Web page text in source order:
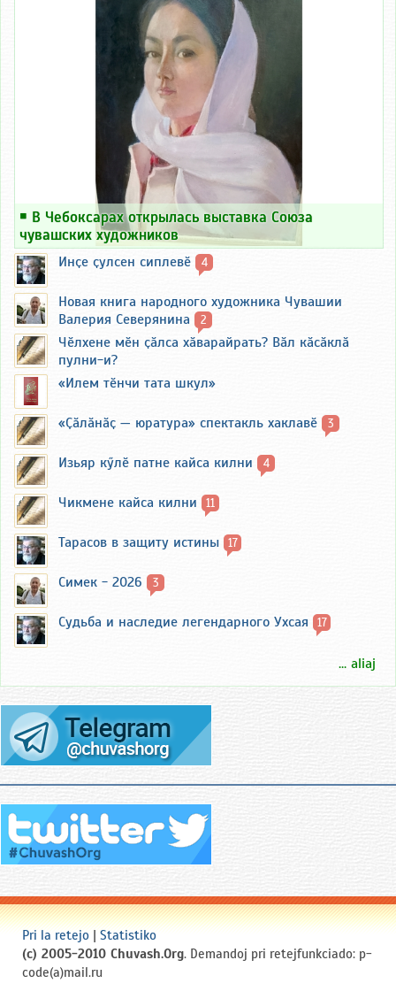
￭ В Чебоксарах открылась выставка Союза
чувашских художников
Инҫе ҫулсен сиплевӗ 4
Новая книга народного художника Чувашии
Валерия Северянина
2
Чӗлхене мӗн ҫӑлса хӑварайрать? Вӑл кӑсӑклӑ
пулни-и?
«Илем тӗнчи тата шкул»
«Ҫӑлӑнӑҫ — юратура» спектакль хаклавӗ 3
Изьяр кӳлӗ патне кайса килни 4
Чикмене кайса килни 11
Тарасов в защиту истины 17
Симек - 2026 3
Судьба и наследие легендарного Ухсая 17
... aliaj
Pri la retejo | Statistiko
(c) 2005-2010 Chuvash.Org. Demandoj pri retejfunkciado: p-
code(a)mail.ru